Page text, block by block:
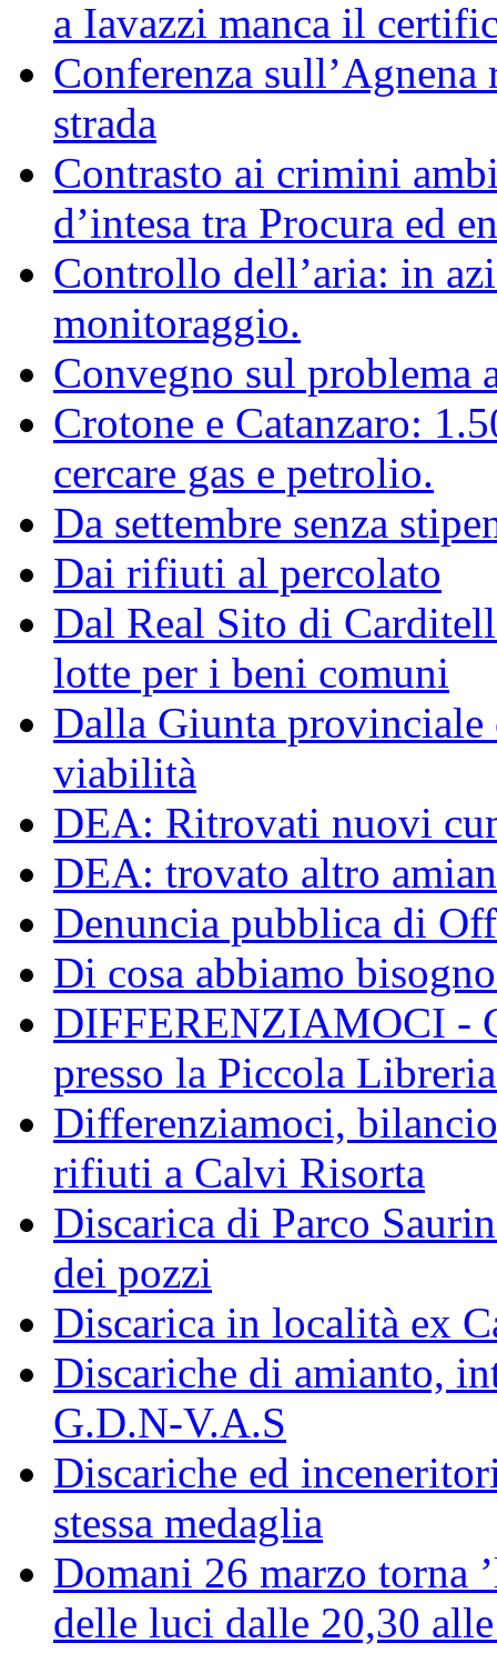
a Iavazzi manca il
Conferenza
strada
Contrasto ai crimini
d’intesa tra Procura ed
Controllo dell’aria: in
monitoraggio.
Convegno sul problema
Crotone e Catanzaro:
cercare gas e petrolio.
Da settembre senza
Dai rifiuti al percolato
Dal Real Sito di
lotte per i beni comuni
Dalla Giunta
viabilità
DEA: Ritrovati nuovi
DEA: trovato altro
Denuncia pubblica di
Di cosa abbiamo
DIFFERENZIAMOCI -
presso la Piccola
Differenziamoci,
rifiuti a Calvi Risorta
Discarica di Parco
dei pozzi
Discarica in località ex
Discariche di amianto,
G.D.N-V.A.S
Discariche ed
stessa medaglia
Domani 26 marzo torna
delle luci dalle 20,30